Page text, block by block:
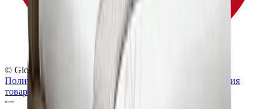
© Globus, 2008–2026
Политика конфиденциальности
Политика использования
товарных знаков